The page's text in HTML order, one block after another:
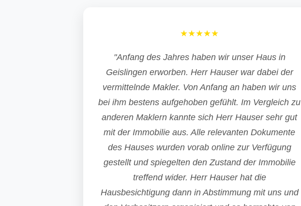
★★★★★
"Anfang des Jahres haben wir unser Haus in
Geislingen erworben. Herr Hauser war dabei der
vermittelnde Makler. Von Anfang an haben wir uns
bei ihm bestens aufgehoben gefühlt. Im Vergleich zu
anderen Maklern kannte sich Herr Hauser sehr gut
mit der Immobilie aus. Alle relevanten Dokumente
des Hauses wurden vorab online zur Verfügung
gestellt und spiegelten den Zustand der Immobilie
treffend wider. Herr Hauser hat die
Hausbesichtigung dann in Abstimmung mit uns und